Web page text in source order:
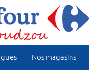
Nos magasins